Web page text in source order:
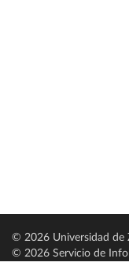
© 2026 Universidad de
© 2026 Servicio de